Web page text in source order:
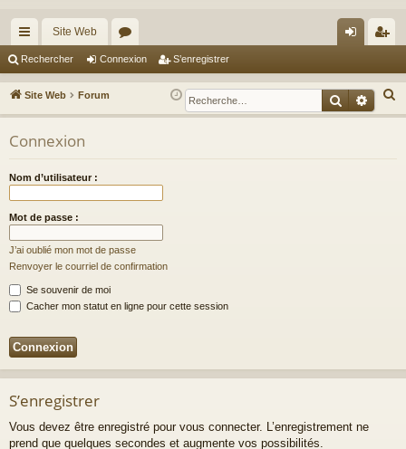
cc
ès
ra
pi
Site Web
or
u
m
ne
xi
nr
eg
Rechercher Connexion S’enregistrer
Site Web Forum
e
Connexion
Nom d’utilisateur :
Mot de passe :
J’ai oublié mon mot de passe
Renvoyer le courriel de confirmation
Se souvenir de moi
Cacher mon statut en ligne pour cette session
S’enregistrer
Vous devez être enregistré pour vous connecter. L’enregistrement ne
prend que quelques secondes et augmente vos possibilités.